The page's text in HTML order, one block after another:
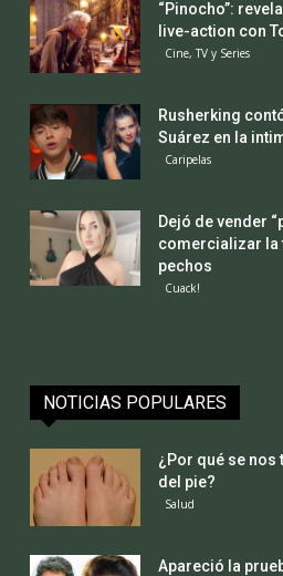
“Pinocho”:
live-action con
Cine, TV y Series
Rusherking
Suárez en la
Caripelas
Dejó de vender
comercializar la
pechos
Cuack!
NOTICIAS POPULARES
¿Por qué se nos
del pie?
Salud
Apareció la